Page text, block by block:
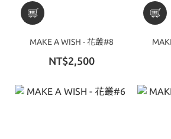
MAKE A WISH - 花叢#8
NT$2,500